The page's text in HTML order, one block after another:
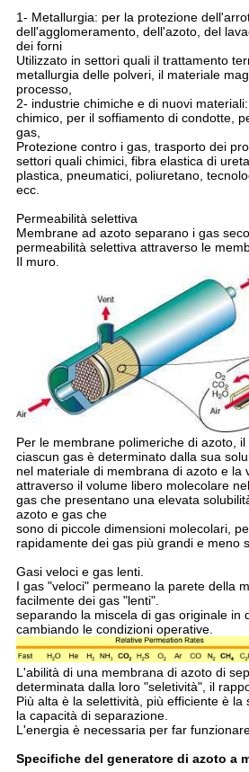
1- Metallurgia: per la protezione
dell'agglomeramento, dell'azoto, del
dei forni
Utilizzato in settori quali il trattamento
metallurgia delle polveri, il materiale
processo,
2- industrie chimiche e di nuovi
chimico, per il soffiamento di condotte,
gas,
Protezione contro i gas, trasporto dei
settori quali chimici, fibra elastica di
plastica, pneumatici, poliuretano,
ecc.
Permeabilità selettiva
Membrane ad azoto separano i gas
permeabilità selettiva attraverso le
Il muro.
Per le membrane polimeriche di azoto,
ciascun gas è determinato dalla sua
nel materiale di membrana di azoto e la
attraverso il volume libero molecolare nel
gas che presentano una elevata
azoto e gas che
sono di piccole dimensioni molecolari,
rapidamente dei gas più grandi e meno
Gasi veloci e gas lenti.
I gas "veloci" permeano la parete della
facilmente dei gas "lenti".
separando la miscela di gas originale in
cambiando le condizioni operative.
L'abilità di una membrana di azoto di
determinata dalla loro "seletività", il
Più alta è la selettività, più efficiente è
la capacità di separazione.
L'energia è necessaria per far
Specifiche del generatore di azoto a